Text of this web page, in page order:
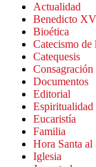
Actualidad
Benedicto
Bioética
Catecismo de
Catequesis
Consagración
Documentos
Editorial
Espiritualidad
Eucaristía
Familia
Hora Santa al
Iglesia